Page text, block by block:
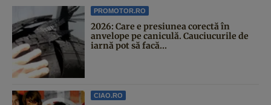
PROMOTOR.RO
2026: Care e presiunea corectă în
anvelope pe caniculă. Cauciucurile de
iarnă pot să facă...
CIAO.RO